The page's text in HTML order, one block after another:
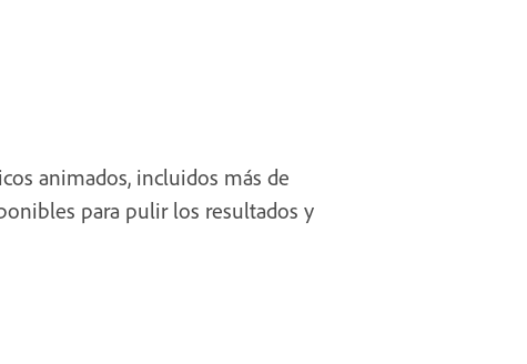
animados, incluidos más de
para pulir los resultados y